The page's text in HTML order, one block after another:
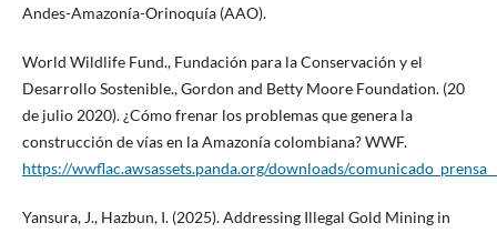
Andes-Amazonía-Orinoquía (AAO).
World Wildlife Fund., Fundación para la Conservación y el
Desarrollo Sostenible., Gordon and Betty Moore Foundation. (20
de julio 2020). ¿Cómo frenar los problemas que genera la
construcción de vías en la Amazonía colombiana? WWF.
https://wwflac.awsassets.panda.org/downloads/
Yansura, J., Hazbun, I. (2025). Addressing Illegal Gold Mining in